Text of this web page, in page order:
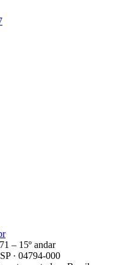
– 15º andar
· 04794-000